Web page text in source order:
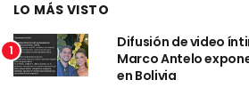
LO MÁS VISTO
1
Difusión de video
Marco Antelo
en Bolivia